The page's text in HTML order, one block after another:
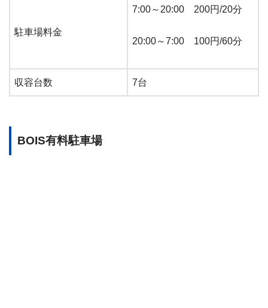
駐車場料金
7:00～20:00 200円/20分
20:00～7:00 100円/60分
収容台数 7台
BOIS有料駐車場